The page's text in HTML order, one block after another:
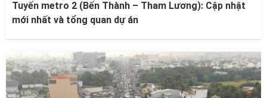
Tuyến metro 2 (Bến Thành – Tham Lương): Cập nhật
mới nhất và tổng quan dự án